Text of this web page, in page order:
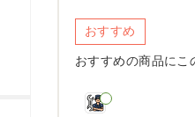
おすすめ
おすすめの商品にこ